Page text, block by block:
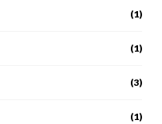
(1)
(1)
(3)
(1)